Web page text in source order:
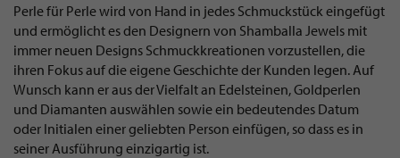
Perle für Perle wird von Hand in jedes Schmuckstück eingefügt
und ermöglicht es den Designern von Shamballa Jewels mit
immer neuen Designs Schmuckkreationen vorzustellen, die
ihren Fokus auf die eigene Geschichte der Kunden legen. Auf
Wunsch kann er aus der Vielfalt an Edelsteinen, Goldperlen
und Diamanten auswählen sowie ein bedeutendes Datum
oder Initialen einer geliebten Person einfügen, so dass es in
seiner Ausführung einzigartig ist.